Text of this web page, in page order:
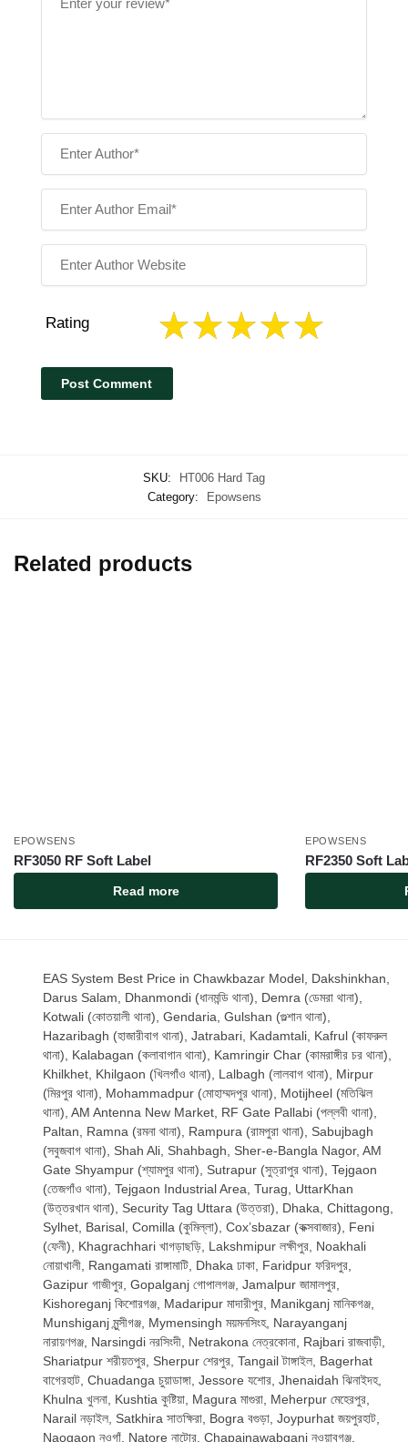
Rating
SKU:
HT006 Hard Tag
Category:
Epowsens
Related products
EPOWSENS
RF3050 RF Soft Label
Read more
EPOWSENS
RF2350 Soft
EAS System Best Price in Chawkbazar Model, Dakshinkhan,
Darus Salam, Dhanmondi (ধানমন্ডি থানা), Demra (ডেমরা থানা),
Kotwali (কোতয়ালী থানা), Gendaria, Gulshan (গুল্শান থানা),
Hazaribagh (হাজারীবাগ থানা), Jatrabari, Kadamtali, Kafrul (কাফরুল
থানা), Kalabagan (কলাবাগান থানা), Kamringir Char (কামরাঙ্গীর চর থানা),
Khilkhet, Khilgaon (খিলগাঁও থানা), Lalbagh (লালবাগ থানা), Mirpur
(মিরপুর থানা), Mohammadpur (মোহাম্মদপুর থানা), Motijheel (মতিঝিল
থানা), AM Antenna New Market, RF Gate Pallabi (পল্লবী থানা),
Paltan, Ramna (রমনা থানা), Rampura (রামপুরা থানা), Sabujbagh
(সবুজবাগ থানা), Shah Ali, Shahbagh, Sher-e-Bangla Nagor, AM
Gate Shyampur (শ্যামপুর থানা), Sutrapur (সুত্রাপুর থানা), Tejgaon
(তেজগাঁও থানা), Tejgaon Industrial Area, Turag, UttarKhan
(উত্তরখান থানা), Security Tag Uttara (উত্তরা), Dhaka, Chittagong,
Sylhet, Barisal, Comilla (কুমিল্লা), Cox’sbazar (কক্সবাজার), Feni
(ফেনী), Khagrachhari খাগড়াছড়ি, Lakshmipur লক্ষীপুর, Noakhali
নোয়াখালী, Rangamati রাঙ্গামাটি, Dhaka ঢাকা, Faridpur ফরিদপুর,
Gazipur গাজীপুর, Gopalganj গোপালগঞ্জ, Jamalpur জামালপুর,
Kishoreganj কিশোরগঞ্জ, Madaripur মাদারীপুর, Manikganj মানিকগঞ্জ,
Munshiganj মুন্সীগঞ্জ, Mymensingh ময়মনসিংহ, Narayanganj
নারায়ণগঞ্জ, Narsingdi নরসিংদী, Netrakona নেত্রকোনা, Rajbari রাজবাড়ী,
Shariatpur শরীয়তপুর, Sherpur শেরপুর, Tangail টাঙ্গাইল, Bagerhat
বাগেরহাট, Chuadanga চুয়াডাঙ্গা, Jessore যশোর, Jhenaidah ঝিনাইদহ,
Khulna খুলনা, Kushtia কুষ্টিয়া, Magura মাগুরা, Meherpur মেহেরপুর,
Narail নড়াইল, Satkhira সাতক্ষিরা, Bogra বগুড়া, Joypurhat জয়পুরহাট,
Naogaon নওগাঁ, Natore নাটোর, Chapainawabganj নওয়াবগঞ্জ,